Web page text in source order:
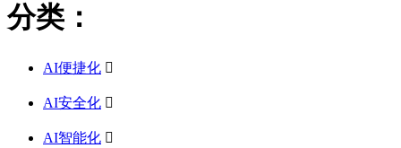
分类：
AI便捷化 
AI安全化 
AI智能化 